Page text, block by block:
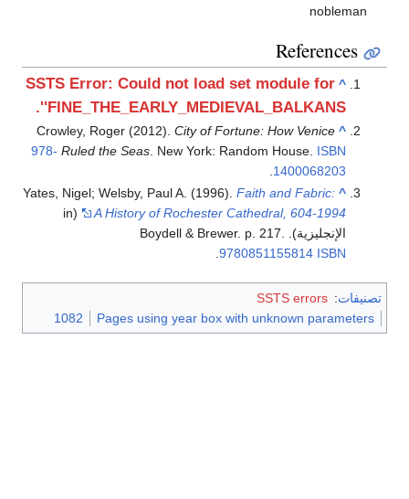
nobleman
References
^
SSTS Error: Could not load set module for
'FINE_THE_EARLY_MEDIEVAL_BALKANS'.
^
Crowley, Roger (2012).City of Fortune: How Venice
Ruled the Seas . New York: Random House. ISBN
978-
1400068203
^
Yates, Nigel; Welsby, Paul A. (1996).Faith and Fabric:
A History of Rochester Cathedral, 604-1994
(in
الإنجليزية). Boydell & Brewer. p. 217.
ISBN
9780851155814
.
تصنيفات:
SSTS errors
Pages using year box with unknown parameters
1082